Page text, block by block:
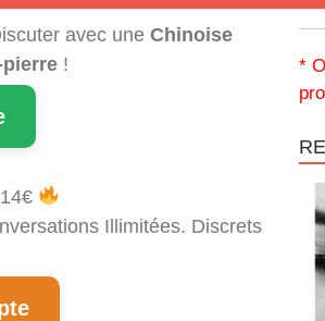
avec une Chinoise
!
Illimitées. Discrets
*